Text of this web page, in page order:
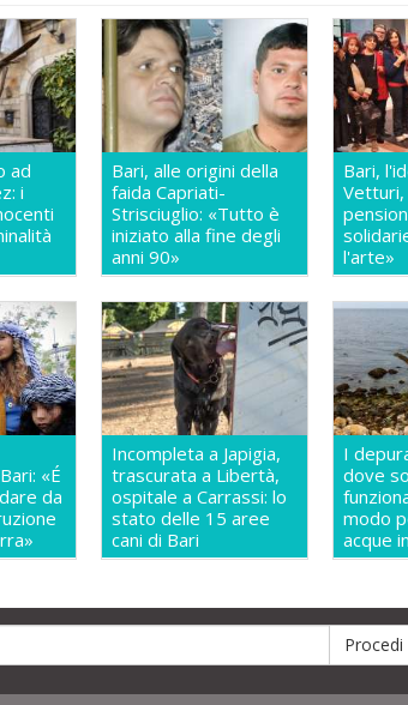
ad
i
Bari, alle origini della
faida Capriati-
Strisciuglio: «Tutto è
iniziato alla fine degli
anni 90»
Bari,
Vetturi,
l'arte»
«É
da
Incompleta a Japigia,
trascurata a Libertà,
ospitale a Carrassi: lo
stato delle 15 aree
cani di Bari
I
dove
modo
acque